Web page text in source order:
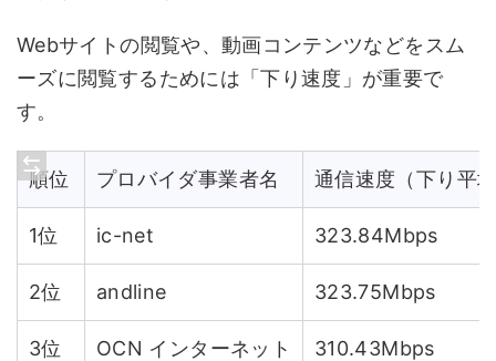
Webサイトの閲覧や、動画コンテンツなどをスム
ーズに閲覧するためには「下り速度」が重要で
す。
順位 プロバイダ事業者名 通信速度（下り平
1位 ic-net 323.84Mbps
2位 andline 323.75Mbps
3位 OCN インターネット 310.43Mbps